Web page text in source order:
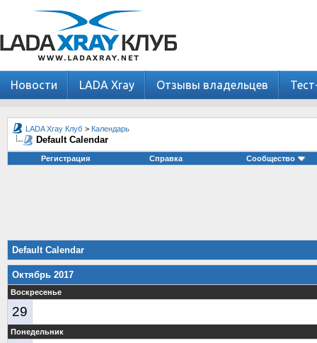
Новости LADA Xray Отзывы владельцев
LADA Xray Клуб > Календарь
Default Calendar
Регистрация Справка Сообщество
Default Calendar
Октябрь 2017
Воскресенье
29
Понедельник